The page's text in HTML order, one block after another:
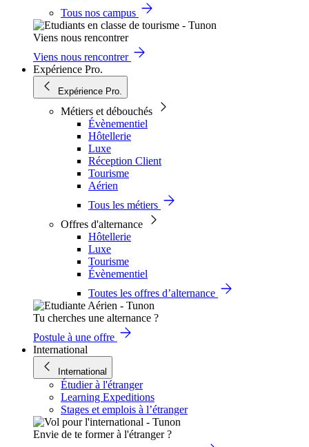
Tous nos campus
Viens nous rencontrer
Viens nous rencontrer
Expérience Pro.
Expérience Pro.
Métiers et débouchés
Évènementiel
Hôtellerie
Luxe
Réception Client
Tourisme
Aérien
Tous les métiers
Offres d'alternance
Hôtellerie
Luxe
Tourisme
Évènementiel
Toutes les offres d’alternance
Tu cherches une alternance ?
Postule à une offre
International
International
Étudier à l'étranger
Learning Expeditions
Stages et emplois à l’étranger
Envie de te former à l'étranger ?